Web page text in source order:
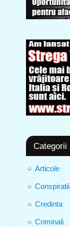
Categorii
Articole
Conspiratii
Credinta
Criminali